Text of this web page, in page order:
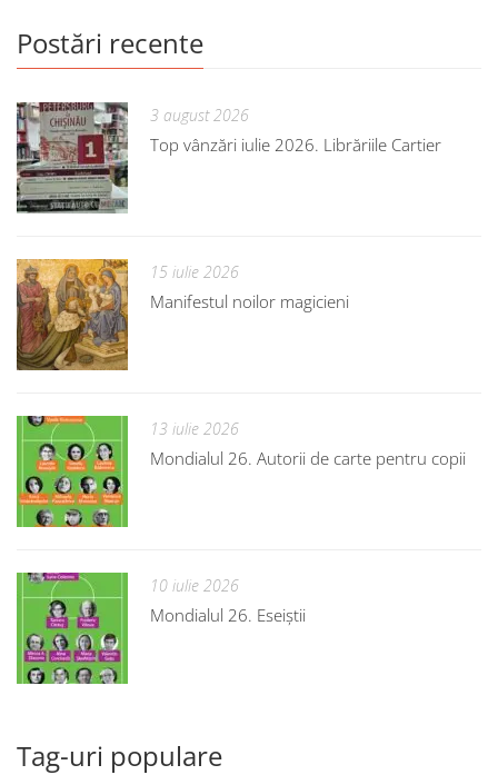
Postări recente
3 august 2026
Top vânzări iulie 2026. Librăriile Cartier
15 iulie 2026
Manifestul noilor magicieni
13 iulie 2026
Mondialul 26. Autorii de carte pentru copii
10 iulie 2026
Mondialul 26. Eseiștii
Tag-uri populare